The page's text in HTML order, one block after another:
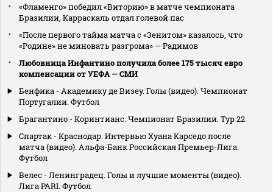
«Фламенго» победил «Виторию» в матче чемпионата
Бразилии, Карраскаль отдал голевой пас
«После первого тайма матча с «Зенитом» казалось, что
«Родине» не миновать разгрома» — Радимов
Любовница Инфантино получила более 175 тысяч евро
компенсации от УЕФА — СМИ
Бенфика - Академику де Визеу. Голы (видео). Чемпионат
Португалии. Футбол
Брагантино - Коринтианс. Чемпионат Бразилии. Тур 22
Спартак - Краснодар. Интервью Хуана Карседо после
матча (видео). Альфа-Банк Российская Премьер-Лига.
Футбол
Велес - Ленинградец. Голы и лучшие моменты (видео).
Лига PARI. Футбол